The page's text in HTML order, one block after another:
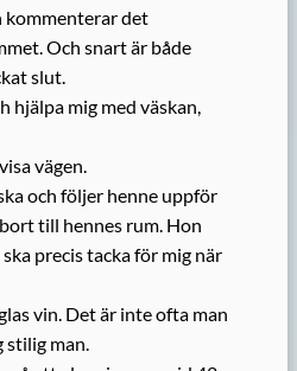
kommenterar det
Och snart är både
slut.
hjälpa mig med väskan,
vägen.
och följer henne uppför
till hennes rum. Hon
precis tacka för mig när
vin. Det är inte ofta man
stilig man.